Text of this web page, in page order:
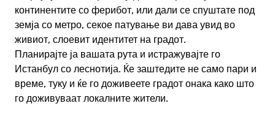
континентите со ферибот, или дали се спуштате под
земја со метро, секое патување ви дава увид во
живиот, слоевит идентитет на градот.
Планирајте ја вашата рута и истражувајте го
Истанбул со леснотија. Ќе заштедите не само пари и
време, туку и ќе го доживеете градот онака како што
го доживуваат локалните жители.